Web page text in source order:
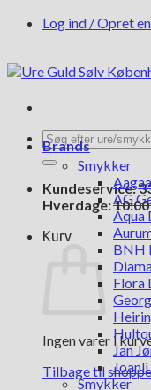
FortsætLog ind / Opret
Søg
efter:
Kundeservice:
Hverdage:
Kurv
Ingen varer i
Tilbage til
Brands
Smykker
AG
Aqua
BNH
Flora
Jan
Smykker